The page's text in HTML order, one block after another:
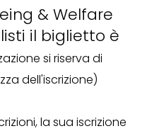
& Welfare
il biglietto è
si riserva di
dell'iscrizione)
la sua iscrizione